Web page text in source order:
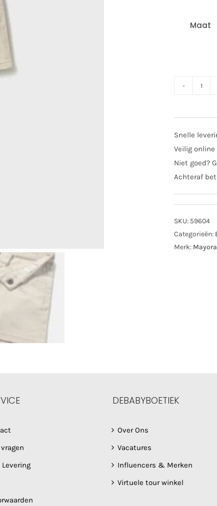
Maat
mini
boys
206
Snelle
Veilig
Niet goed?
Achteraf
SKU: 59604
Categorieën:
Merk:
DEBABYBOETIEK
Over Ons
Vacatures
Influencers & Merken
Virtuele tour winkel